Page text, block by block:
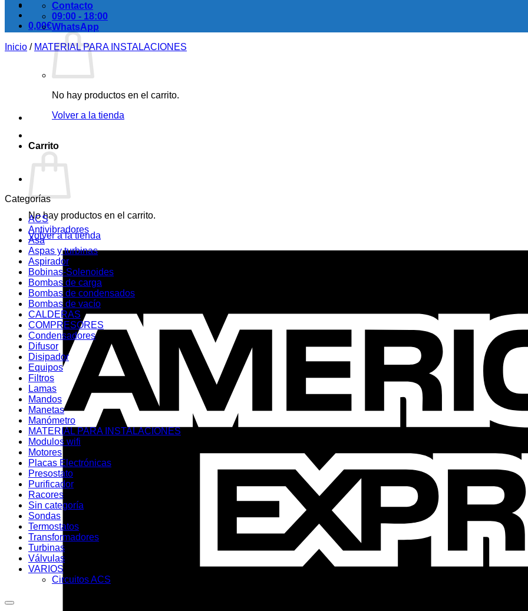
0,00€
No hay productos en el carrito.
Volver a la tienda
Carrito
No hay productos en el carrito.
Volver a la tienda
Contacto
09:00 - 18:00
WhatsApp
Inicio / MATERIAL PARA INSTALACIONES
Categorías
ACS
Antivibradores
Asa
Aspas y turbinas
Aspirador
Bobinas-Solenoides
Bombas de carga
Bombas de condensados
Bombas de vacío
CALDERAS
COMPRESORES
Condensadores
Difusor
Disipador
Equipos
Filtros
Lamas
Mandos
Manetas
Manómetro
MATERIAL PARA INSTALACIONES
Modulos wifi
Motores
Placas Electrónicas
Presostato
Purificador
Racores
Sin categoría
Sondas
Termostatos
Transformadores
Turbinas
Válvulas
VARIOS
Circuitos ACS